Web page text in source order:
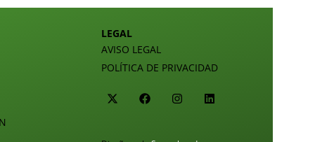
LEGAL
AVISO LEGAL
POLÍTICA DE PRIVACIDAD